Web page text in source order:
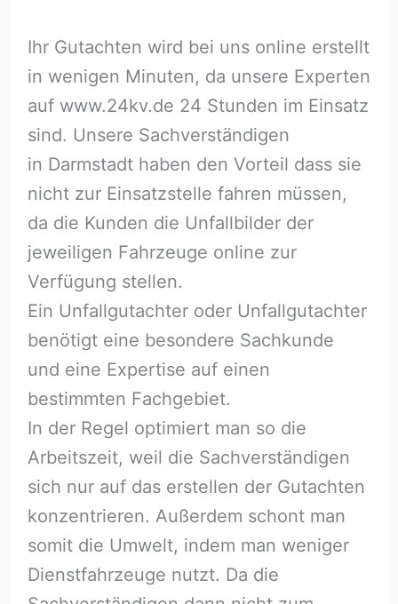
Ihr Gutachten wird bei uns online erstellt
in wenigen Minuten, da unsere Experten
auf www.24kv.de 24 Stunden im Einsatz
sind. Unsere Sachverständigen
in Darmstadt haben den Vorteil dass sie
nicht zur Einsatzstelle fahren müssen,
da die Kunden die Unfallbilder der
jeweiligen Fahrzeuge online zur
Verfügung stellen.
Ein Unfallgutachter oder Unfallgutachter
benötigt eine besondere Sachkunde
und eine Expertise auf einen
bestimmten Fachgebiet.
In der Regel optimiert man so die
Arbeitszeit, weil die Sachverständigen
sich nur auf das erstellen der Gutachten
konzentrieren. Außerdem schont man
somit die Umwelt, indem man weniger
Dienstfahrzeuge nutzt. Da die